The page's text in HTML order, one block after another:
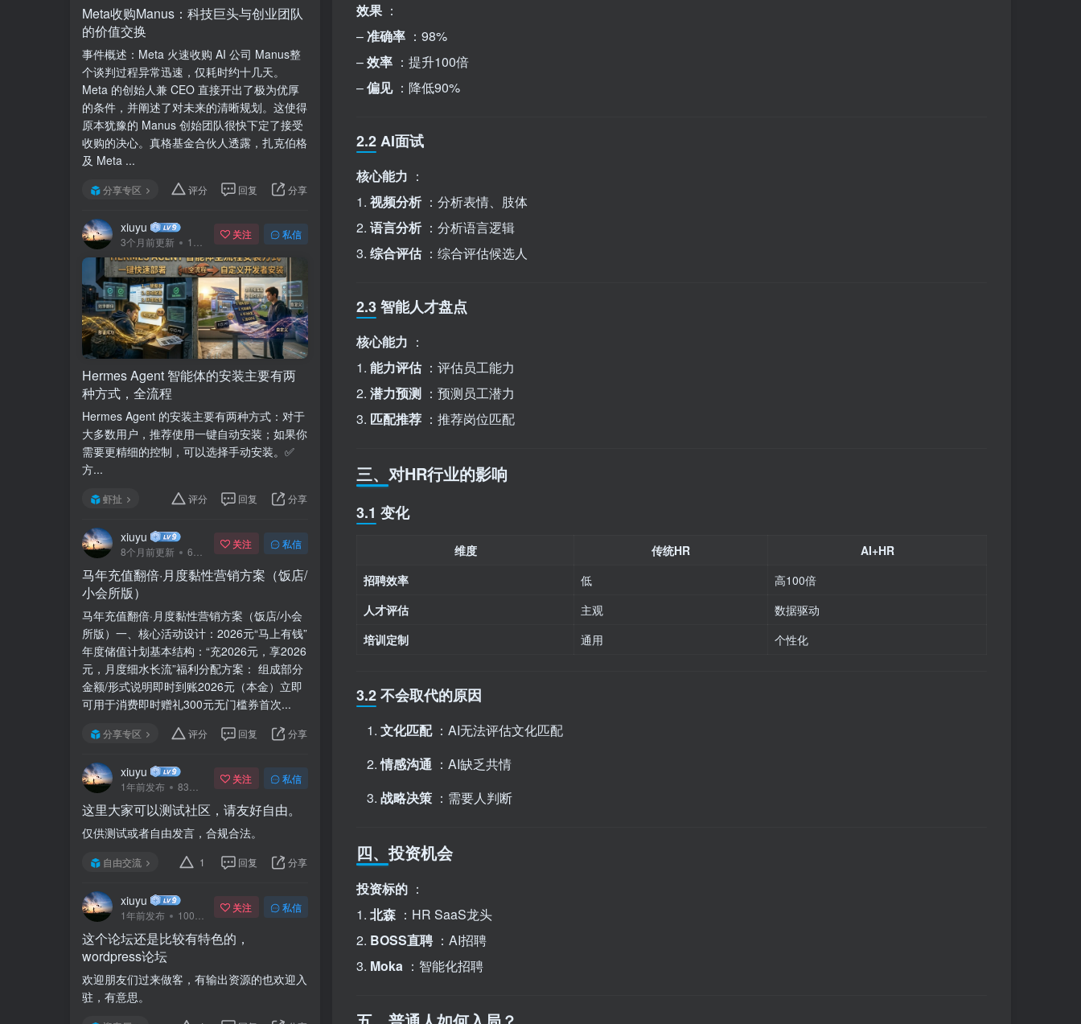
效果 ：
–准确率 ：98%
–效率 ：提升100倍
–偏见 ：降低90%
2.2 AI面试
核心能力 ：
1. 视频分析 ：分析表情、肢体
2. 语言分析 ：分析语言逻辑
3. 综合评估 ：综合评估候选人
2.3 智能人才盘点
核心能力 ：
1. 能力评估 ：评估员工能力
2. 潜力预测 ：预测员工潜力
3. 匹配推荐 ：推荐岗位匹配
三、对HR行业的影响
3.1 变化
维度 传统HR
AI+HR
招聘效率
低
高100倍
人才评估
主观
数据驱动
培训定制
通用 个性化
3.2 不会取代的原因
文化匹配 ：AI无法评估文化匹配
情感沟通 ：AI缺乏共情
战略决策 ：需要人判断
四、投资机会
投资标的 ：
1. 北森 ：HR SaaS龙头
2. BOSS直聘 ：AI招聘
3. Moka ：智能化招聘
Meta收购Manus：科技巨头与创业团队
的价值交换
事件概述：Meta 火速收购 AI 公司 Manus整
个谈判过程异常迅速，仅耗时约十几天。
Meta 的创始人兼 CEO 直接开出了极为优厚
的条件，并阐述了对未来的清晰规划。这使得
原本犹豫的 Manus 创始团队很快下定了接受
收购的决心。真格基金合伙人透露，扎克伯格
及 Meta ...
分享专区 评分 回复 分享
xiuyu
3个月前更新 141次阅读
关注 私信
Hermes Agent 智能体的安装主要有两
种方式，全流程
Hermes Agent 的安装主要有两种方式：对于
大多数用户，推荐使用一键自动安装；如果你
需要更精细的控制，可以选择手动安装。✅
方...
虾扯 评分 回复 分享
xiuyu
8个月前更新 68次阅读
关注 私信
马年充值翻倍·月度黏性营销方案（饭店/
小会所版）
马年充值翻倍·月度黏性营销方案（饭店/小会
所版）一、核心活动设计：2026元“马上有钱”
年度储值计划基本结构：“充2026元，享2026
元，月度细水长流”福利分配方案： 组成部分
金额/形式说明即时到账2026元（本金）立即
可用于消费即时赠礼300元无门槛券首次...
分享专区 评分 回复 分享
xiuyu
1年前发布 83次阅读
关注 私信
这里大家可以测试社区，请友好自由。
仅供测试或者自由发言，合规合法。
自由交流 1 回复 分享
xiuyu
1年前发布 100次阅读
关注 私信
这个论坛还是比较有特色的，
wordpress论坛
欢迎朋友们过来做客，有输出资源的也欢迎入
驻，有意思。